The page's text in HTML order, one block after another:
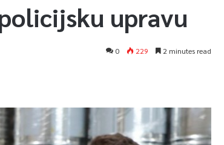
upravu
0 229 2 minutes read